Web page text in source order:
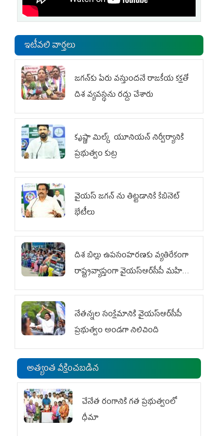
ఇటీవలి వార్తలు
జగన్‌కు పేరు వస్తుందనే రాజకీయ కక్షతో
దిశ వ్య‌వ‌స్థ‌ను రద్దు చేశారు
కృష్ణా మిల్క్‌ యూనియన్‌ నిర్వీర్యానికి
ప్రభుత్వం కుట్ర
వైయ‌స్ జగన్‌ ను తిట్టడానికే కేబినెట్‌
భేటీలు
దిశ బిల్లు ఉపసంహరణకు వ్యతిరేకంగా
రాష్ట్రవ్యాప్తంగా వైయ‌స్ఆర్‌సీపీ మహిళా
విభాగం ఆందోళనలు
నేతన్నల సంక్షేమానికి వైయ‌స్ఆర్‌సీపీ
ప్రభుత్వం అండగా నిలిచింది
అత్యంత వీక్షించబడిన
చేనేత రంగానికి గత ప్రభుత్వంలో
ధీమా